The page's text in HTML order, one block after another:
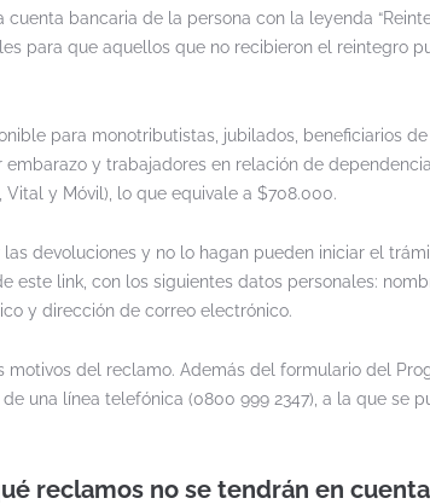
bancaria de la persona con la leyenda
para que aquellos que no recibieron el reintegro
para monotributistas, jubilados, beneficiarios de
y trabajadores en relación de
y Móvil), lo que equivale a $708.000.
devoluciones y no lo hagan pueden iniciar el
este link, con los siguientes datos personales:
y dirección de correo electrónico.
motivos del reclamo. Además del formulario del
una línea telefónica (0800 999 2347), a la que se
reclamos no se tendrán en cuenta